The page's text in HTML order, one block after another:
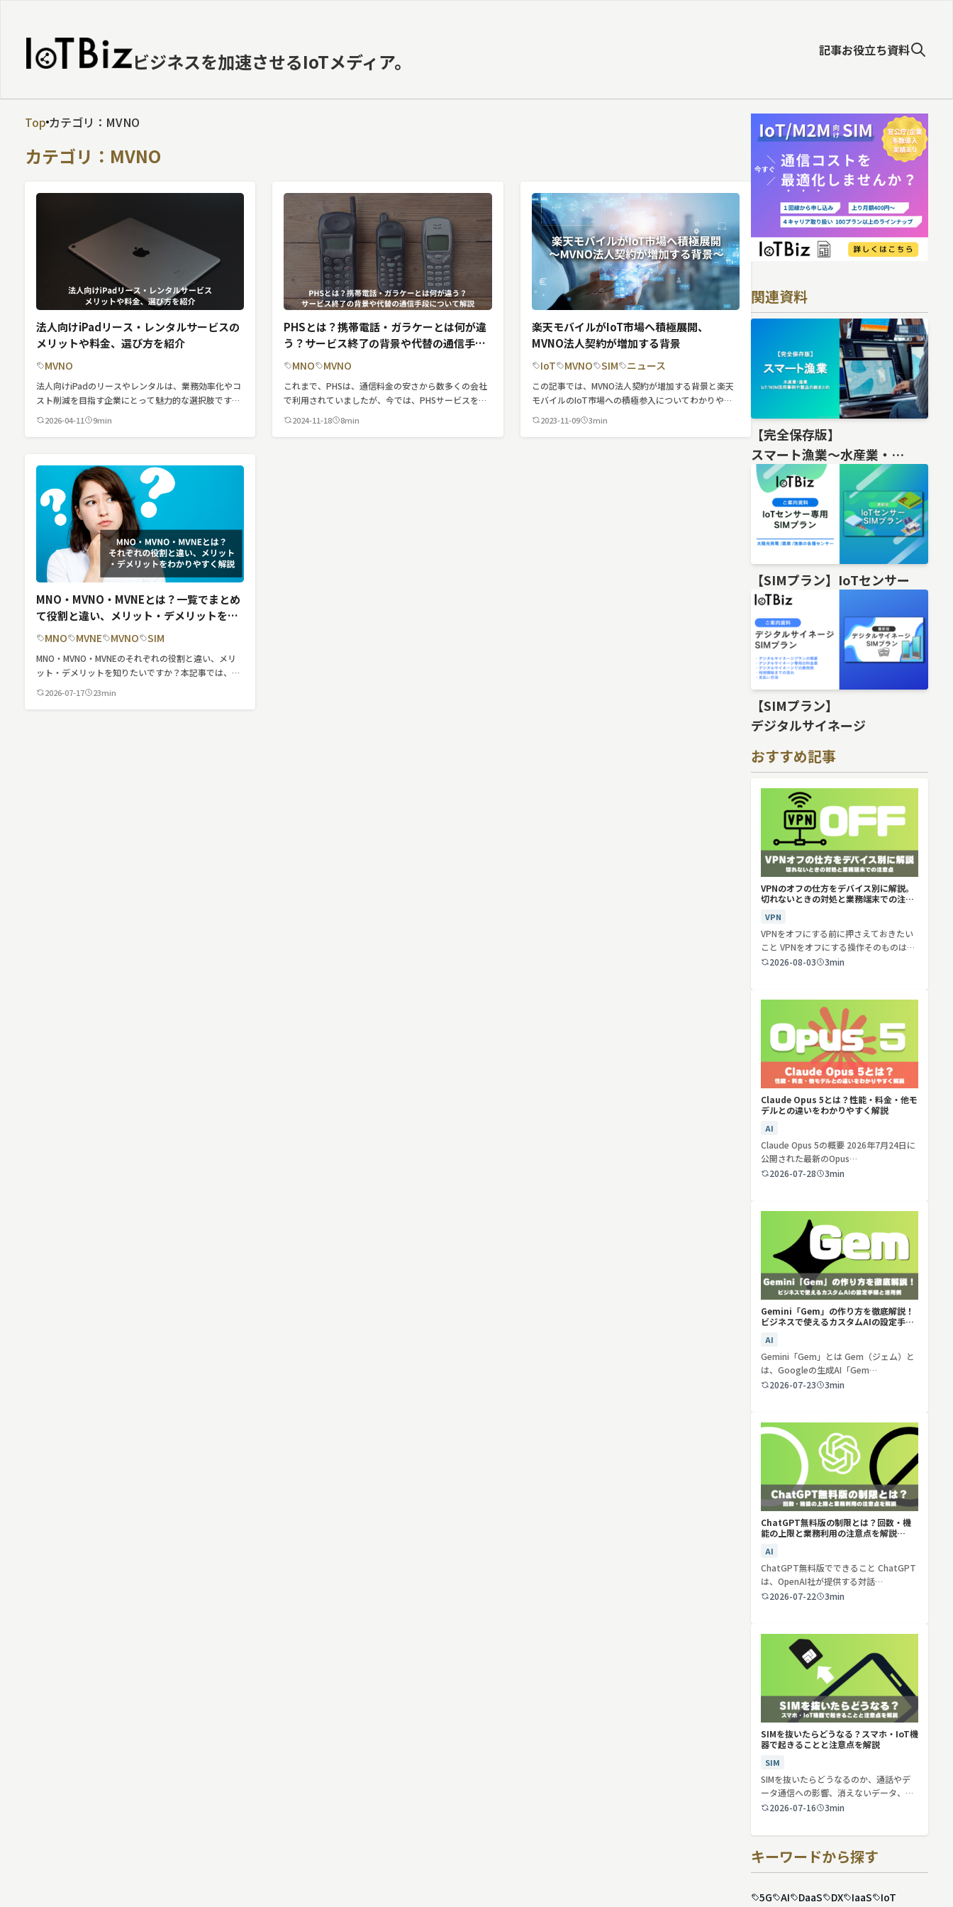
ビジネスを加速させるIoTメディア。 記事お役立ち資料
LPWA
IaaS
PaaS
ビッグデータ
MNO
スマート漁業
クラウド
VPN
スマート〇〇
スマート農業
ドローン
スマート物流
Top カテゴリ：MVNO
カテゴリ：MVNO
法人向けiPadリース・レンタルサービスの
メリットや料金、選び方を紹介
MVNO
法人向けiPadのリースやレンタルは、業務効率化やコ
スト削減を目指す企業にとって魅力的な選択肢です。
この記事では、レンタルとリースの違いから具体的な
2026-04-11 9min
PHSとは？携帯電話・ガラケーとは何が違
う？サービス終了の背景や代替の通信手段
について解説
MNO MVNO
これまで、PHSは、通信料金の安さから数多くの会社
で利用されていましたが、今では、PHSサービスを提
供している会社はほとんどありません。一部、病院内
2024-11-18 8min
楽天モバイルがIoT市場へ積極展開、
MVNO法人契約が増加する背景
IoT MVNO SIM ニュース
この記事では、MVNO法人契約が増加する背景と楽天
モバイルのIoT市場への積極参入についてわかりやす
く簡潔に紹介しています。
2023-11-09 3min
MNO・MVNO・MVNEとは？一覧でまとめ
て役割と違い、メリット・デメリットをわ
かりやすく解説
MNO MVNE MVNO SIM
MNO・MVNO・MVNEのそれぞれの役割と違い、メリ
ット・デメリットを知りたいですか？本記事では、
MNO・MVNO・MVNEについてわかりやすく解説しま
2026-07-17 23min
関連資料
【完全保存版】
スマート漁業〜水産業・
漁業IoT/M2M活用事例や製品の総
【SIMプラン】IoTセンサー
【SIMプラン】
デジタルサイネージ
おすすめ記事
VPNのオフの仕方をデバイス別に解説。
切れないときの対処と業務端末での注意
VPN
VPNをオフにする前に押さえておきたい
こと VPNをオフにする操作そのものは、
ど…2026-08-03 3min
Claude Opus 5とは？性能・料金・他モ
デルとの違いをわかりやすく解説
AI
Claude Opus 5の概要 2026年7月24日に
公開された最新のOpus…
2026-07-28
3min
Gemini「Gem」の作り方を徹底解説！
ビジネスで使えるカスタムAIの設定手順
AI
Gemini「Gem」とは Gem（ジェム）と
は、Googleの生成AI「Gem…
2026-07-23
3min
ChatGPT無料版の制限とは？回数・機
能の上限と業務利用の注意点を解説
AI
ChatGPT無料版でできること ChatGPT
は、OpenAI社が提供する対話…
2026-07-22
3min
SIMを抜いたらどうなる？スマホ・IoT機
器で起きることと注意点を解説
SIM
SIMを抜いたらどうなるのか、通話やデ
ータ通信への影響、消えないデータ、解
約や端…
2026-07-16 3min
キーワードから探す
5G AI DaaS DX IaaS
IoT